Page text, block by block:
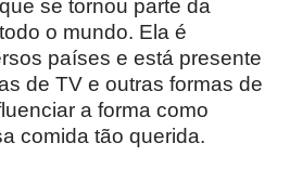
se tornou parte da
o mundo. Ela é
países e está presente
de TV e outras formas de
a forma como
comida tão querida.